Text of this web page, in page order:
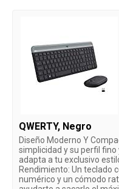
QWERTY, Negro
Diseño Moderno Y
simplicidad y su perfil
adapta a tu exclusivo
Rendimiento: Un teclado
numérico y un cómodo